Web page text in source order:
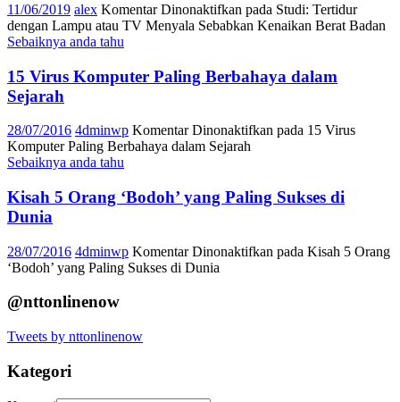
11/06/2019 alex Komentar Dinonaktifkan pada Studi: Tertidur
dengan Lampu atau TV Menyala Sebabkan Kenaikan Berat Badan
Sebaiknya anda tahu
15 Virus Komputer Paling Berbahaya dalam
Sejarah
28/07/2016 4dminwp Komentar Dinonaktifkan pada 15 Virus
Komputer Paling Berbahaya dalam Sejarah
Sebaiknya anda tahu
Kisah 5 Orang ‘Bodoh’ yang Paling Sukses di
Dunia
28/07/2016 4dminwp Komentar Dinonaktifkan pada Kisah 5 Orang
‘Bodoh’ yang Paling Sukses di Dunia
@nttonlinenow
Tweets by nttonlinenow
Kategori